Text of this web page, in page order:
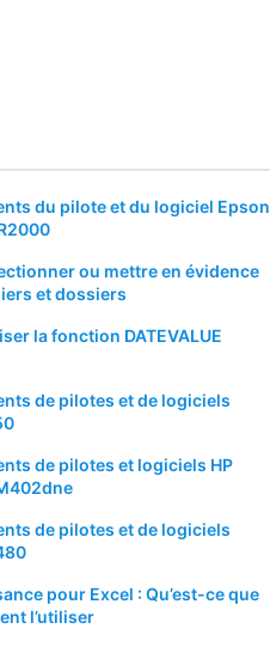
du pilote et du logiciel Epson
ou mettre en évidence
et dossiers
la fonction DATEVALUE
de pilotes et de logiciels
de pilotes et logiciels HP
de pilotes et de logiciels
pour Excel : Qu’est-ce que
l’utiliser